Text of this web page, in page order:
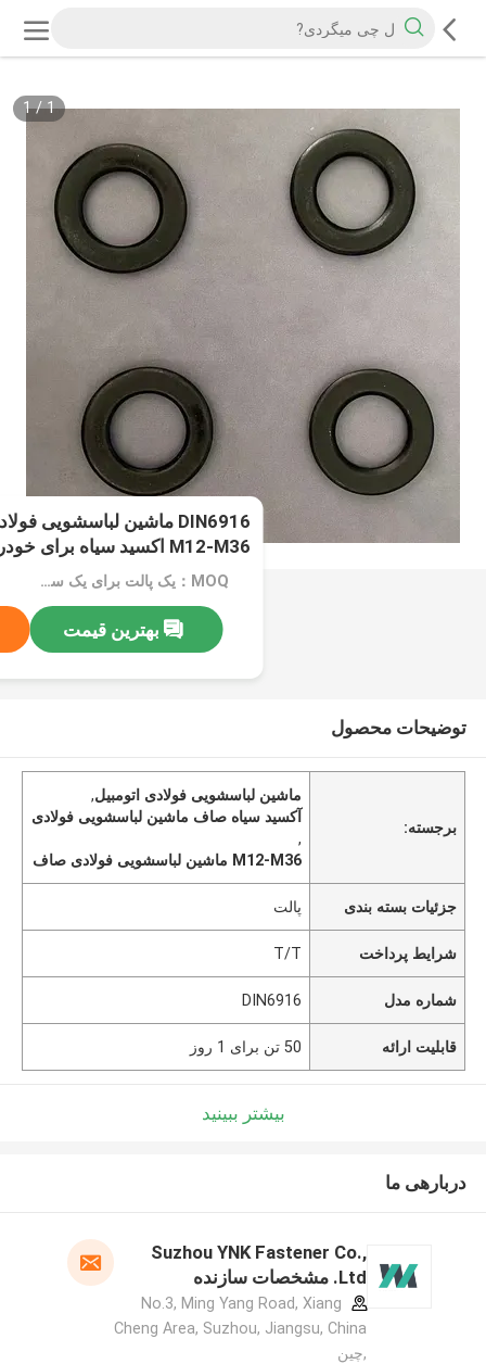
1
/
1
M12-M36 اکسید سیاه برای خودرو
MOQ：یک پالت برای یک سایز
بهترین قیمت
توضیحات محصول
برجسته:
ماشین لباسشویی فولادی اتومبیل,
آکسید سیاه صاف ماشین لباسشویی فولادی
,
M12-M36 ماشین لباسشویی فولادی صاف
جزئیات بسته بندی پالت
شرایط پرداخت T/T
شماره مدل DIN6916
قابلیت ارائه 50 تن برای 1 روز
بیشتر ببینید
دربارهی ما
Suzhou YNK Fastener Co.,
Ltd. مشخصات سازنده
No.3, Ming Yang Road, Xiang
Cheng Area, Suzhou, Jiangsu, China
,چین